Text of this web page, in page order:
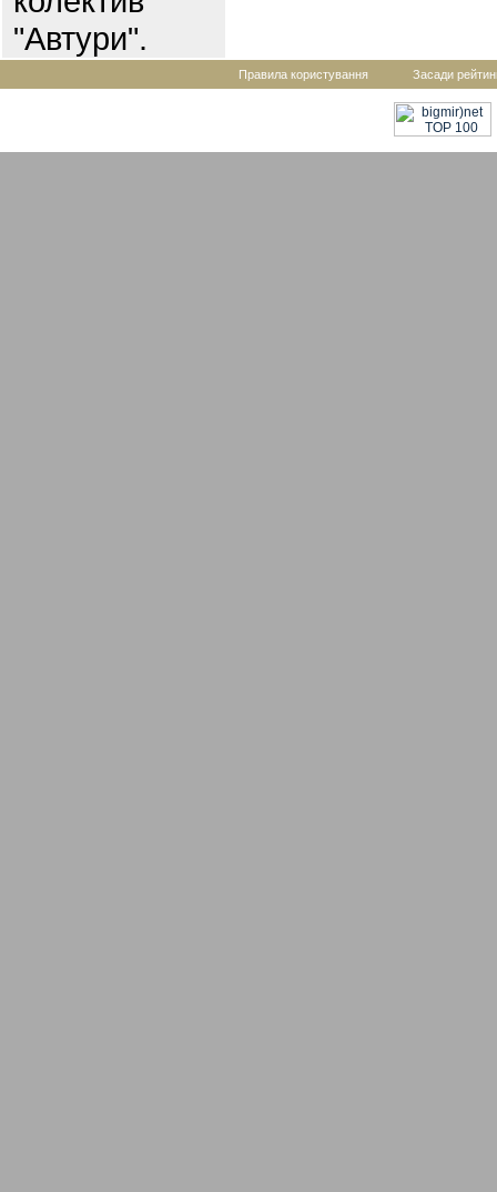
"Автури".
Правила користування Засади